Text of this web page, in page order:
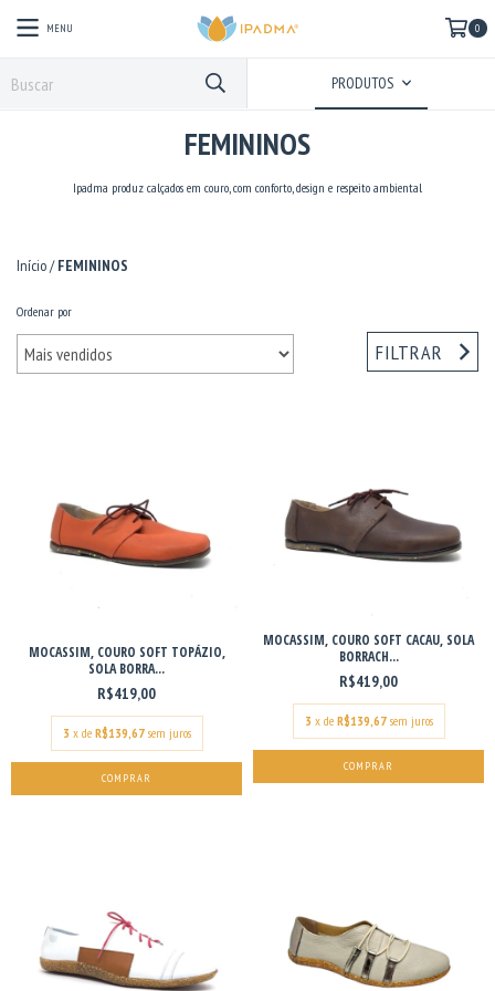
MENU 0
PRODUTOS
FEMININOS
Ipadma produz calçados em couro, com conforto, design e respeito ambiental
Início/ FEMININOS
Ordenar por
FILTRAR
MOCASSIM, COURO SOFT TOPÁZIO,
SOLA BORRA...
R$419,00
3 x de R$139,67 sem juros
COMPRAR
MOCASSIM, COURO SOFT CACAU, SOLA
BORRACH...
R$419,00
3 x de R$139,67 sem juros
COMPRAR